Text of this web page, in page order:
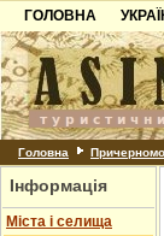
ГОЛОВНА
Азов
Головна
Інформація
Міста і селища